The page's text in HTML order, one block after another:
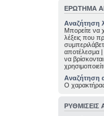
ΕΡΏΤΗΜΑ
Αναζήτηση
Μπορείτε να
λέξεις που
αποτέλεσμα |
να
Αναζήτηση
Ο
ΡΥΘΜΊΣΕΙΣ